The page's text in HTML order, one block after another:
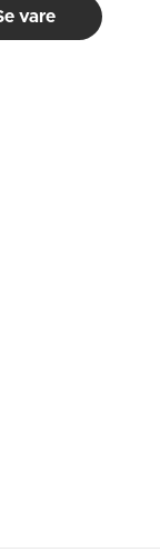
vare